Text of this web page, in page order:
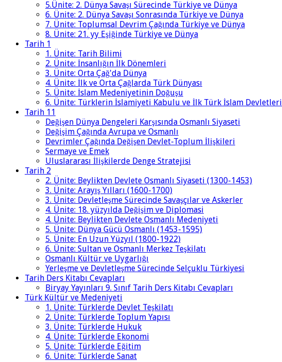
5.Ünite: 2. Dünya Savaşı Sürecinde Türkiye ve Dünya
6. Ünite: 2. Dünya Savaşı Sonrasında Türkiye ve Dünya
7. Ünite: Toplumsal Devrim Çağında Türkiye ve Dünya
8. Ünite: 21. yy Eşiğinde Türkiye ve Dünya
Tarih 1
1. Ünite: Tarih Bilimi
2. Ünite: İnsanlığın İlk Dönemleri
3. Ünite: Orta Çağ'da Dünya
4. Ünite: İlk ve Orta Çağlarda Türk Dünyası
5. Ünite: İslam Medeniyetinin Doğuşu
6. Ünite: Türklerin İslamiyeti Kabulu ve İlk Türk İslam Devletleri
Tarih 11
Değişen Dünya Dengeleri Karşısında Osmanlı Siyaseti
Değişim Çağında Avrupa ve Osmanlı
Devrimler Çağında Değişen Devlet-Toplum İlişkileri
Sermaye ve Emek
Uluslararası İlişkilerde Denge Stratejisi
Tarih 2
2. Ünite: Beylikten Devlete Osmanlı Siyaseti (1300-1453)
3. Ünite: Arayış Yılları (1600-1700)
3. Ünite: Devletleşme Sürecinde Savaşçılar ve Askerler
4. Ünite: 18. yüzyılda Değişim ve Diplomasi
4. Ünite: Beylikten Devlete Osmanlı Medeniyeti
5. Ünite: Dünya Gücü Osmanlı (1453-1595)
5. Ünite: En Uzun Yüzyıl (1800-1922)
6. Ünite: Sultan ve Osmanlı Merkez Teşkilatı
Osmanlı Kültür ve Uygarlığı
Yerleşme ve Devletleşme Sürecinde Selçuklu Türkiyesi
Tarih Ders Kitabı Cevapları
Biryay Yayınları 9. Sınıf Tarih Ders Kitabı Cevapları
Türk Kültür ve Medeniyeti
1. Ünite: Türklerde Devlet Teşkilatı
2. Ünite: Türklerde Toplum Yapısı
3. Ünite: Türklerde Hukuk
4. Ünite: Türklerde Ekonomi
5. Ünite: Türklerde Eğitim
6. Ünite: Türklerde Sanat